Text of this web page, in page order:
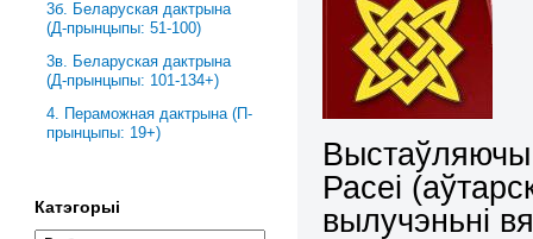
Расеі
вылучэньні
3б. Беларуская дактрына
(Д-прынцыпы: 51-100)
3в. Беларуская дактрына
(Д-прынцыпы: 101-134+)
4. Пераможная дактрына (П-
прынцыпы: 19+)
Катэгорыі